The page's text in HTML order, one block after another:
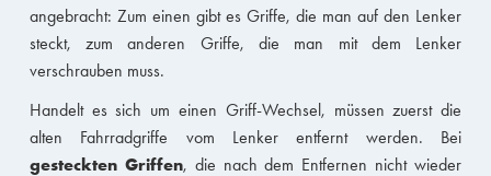
angebracht: Zum einen gibt es Griffe, die man auf den Lenker
steckt, zum anderen Griffe, die man mit dem Lenker
verschrauben muss.
Handelt es sich um einen Griff-Wechsel, müssen zuerst die
alten Fahrradgriffe vom Lenker entfernt werden. Bei
gesteckten Griffen, die nach dem Entfernen nicht wieder